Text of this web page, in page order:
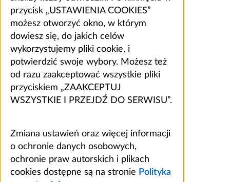
przycisk „USTAWIENIA COOKIES”
możesz otworzyć okno, w którym
dowiesz się, do jakich celów
wykorzystujemy pliki cookie, i
potwierdzić swoje wybory. Możesz też
od razu zaakceptować wszystkie pliki
przyciskiem „ZAAKCEPTUJ
WSZYSTKIE I PRZEJDŹ DO SERWISU”.
Zmiana ustawień oraz więcej informacji
o ochronie danych osobowych,
ochronie praw autorskich i plikach
cookies dostępne są na stronie Polityka